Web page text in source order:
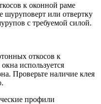
к оконной раме
шуруповерт или отвертку
с требуемой силой.
откосов к
используется
Проверьте наличие клея
профили